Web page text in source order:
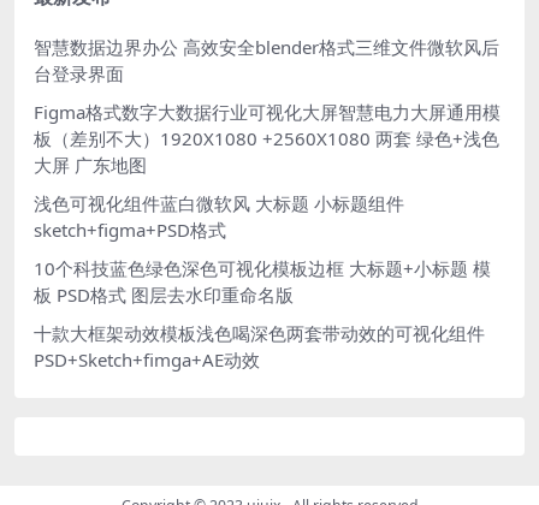
智慧数据边界办公 高效安全blender格式三维文件微软风后
台登录界面
Figma格式数字大数据行业可视化大屏智慧电力大屏通用模
板（差别不大）1920X1080 +2560X1080 两套 绿色+浅色
大屏 广东地图
浅色可视化组件蓝白微软风 大标题 小标题组件
sketch+figma+PSD格式
10个科技蓝色绿色深色可视化模板边框 大标题+小标题 模
板 PSD格式 图层去水印重命名版
十款大框架动效模板浅色喝深色两套带动效的可视化组件
PSD+Sketch+fimga+AE动效